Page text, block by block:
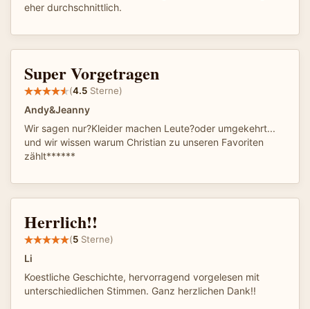
eher durchschnittlich.
Super Vorgetragen
(4.5 Sterne)
Andy&Jeanny
Wir sagen nur?Kleider machen Leute?oder umgekehrt...
und wir wissen warum Christian zu unseren Favoriten
zählt******
Herrlich!!
(5 Sterne)
Li
Koestliche Geschichte, hervorragend vorgelesen mit
unterschiedlichen Stimmen. Ganz herzlichen Dank!!